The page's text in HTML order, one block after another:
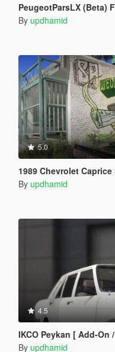
PeugeotParsLX (Beta)
By updhamid
5.0
1989 Chevrolet
By updhamid
4.5
IKCO Peykan [ Add-On
By updhamid